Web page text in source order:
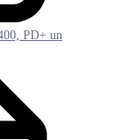
PD+ un